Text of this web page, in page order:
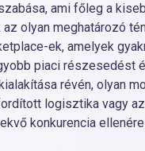
ami főleg a
olyan meghatározó
ek, amelyek
piaci részesedést
révén, olyan
logisztika vagy
konkurencia